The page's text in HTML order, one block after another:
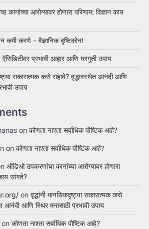
आरोग्यावर होणारा परिणाम: विज्ञान काय
करणे – वैज्ञानिक दृष्टिकोन!
प्रभावी आहार आणि घरगुती उपाय
सकारात्मक कसे राहावे? वृद्धावस्थेत आनंदी आणि
उपाय
on कोणता नाश्ता सर्वाधिक पौष्टिक आहे?
on कोणता नाश्ता सर्वाधिक पौष्टिक आहे?
ऑडिओ उपकरणांचा कानांच्या आरोग्यावर होणारा
सांगते?
on वृद्धांनी मानसिकदृष्ट्या सकारात्मक कसे
आनंदी आणि स्थिर मनासाठी प्रभावी उपाय
on कोणता नाश्ता सर्वाधिक पौष्टिक आहे?